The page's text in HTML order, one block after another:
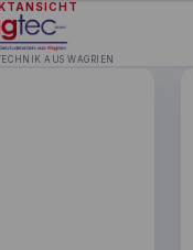
AUS WAGRIEN